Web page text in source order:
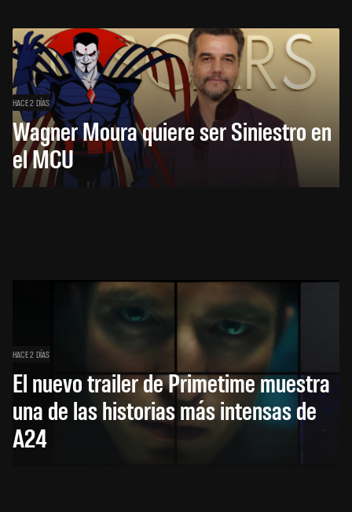
HACE 2 DÍAS
Wagner Moura quiere ser Siniestro en
el MCU
HACE 2 DÍAS
El nuevo trailer de Primetime muestra
una de las historias más intensas de
A24